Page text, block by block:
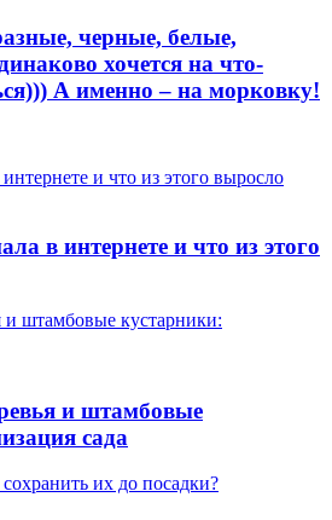
черные, белые,
хочется на что-
А именно – на морковку!
и что из этого выросло
в интернете и что из этого
и штамбовые кустарники:
и штамбовые
сада
их до посадки?